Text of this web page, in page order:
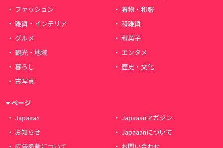
ファッション
着物・和服
雑貨・インテリア
和雑貨
グルメ
和菓子
観光・地域
エンタメ
暮らし
歴史・文化
古写真
ページ
Japaaan
Japaaanマガジン
お知らせ
Japaaanについて
広告掲載について
お問い合わせ